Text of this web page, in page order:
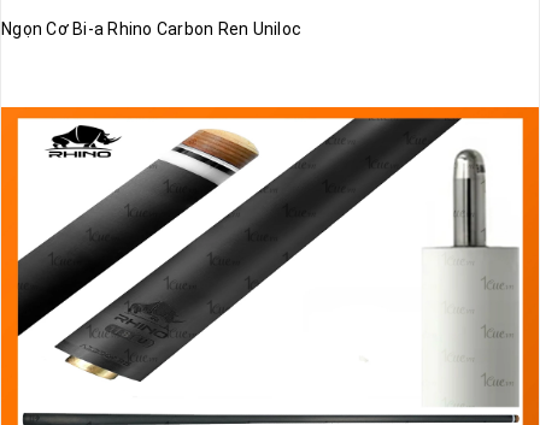
Ngọn Cơ Bi-a Rhino Carbon Ren Uniloc